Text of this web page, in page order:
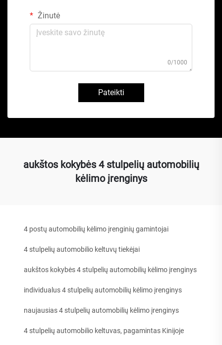
Žinutė
0/1000
Pateikti
aukštos kokybės 4 stulpelių automobilių
kėlimo įrenginys
4 postų automobilių kėlimo įrenginių gamintojai
4 stulpelių automobilio keltuvų tiekėjai
aukštos kokybės 4 stulpelių automobilių kėlimo įrenginys
individualus 4 stulpelių automobilių kėlimo įrenginys
naujausias 4 stulpelių automobilių kėlimo įrenginys
4 stulpelių automobilio keltuvas, pagamintas Kinijoje